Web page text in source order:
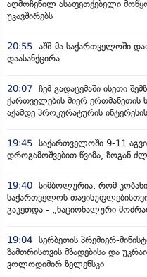
აღმოჩენილ ასაფეთქებელი
უკავშირებს
20:55 აშშ-მა საქართველოში
დაასანქცირა
20:07 ჩემ გადაცემაში ისეთი
ქართველების მიერ ერთმანეთის
აქამდე პროკურატურის
19:45 საქართველოში 9-11
დროგამოშვებით წვიმა, ზოგან
19:40 სიმბოლურია, რომ
საქართველოს
გაკეთდა - „ნაციონალური
19:04 სერბეთის პრემიერ-
ზამთრისთვის მზადებისა და
ვოლოდიმირ ზელენსკი